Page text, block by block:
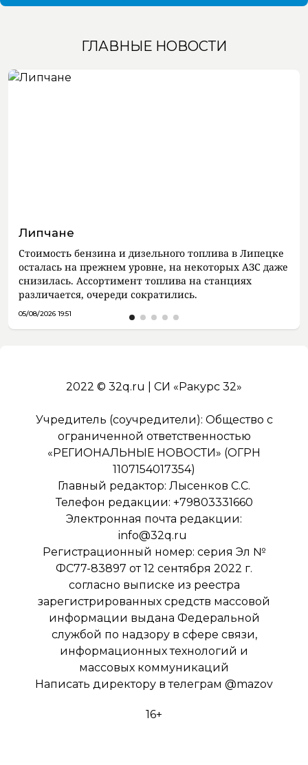
ГЛАВНЫЕ НОВОСТИ
Липчане
Стоимость бензина и дизельного топлива в Липецке
осталась на прежнем уровне, на некоторых АЗС даже
снизилась. Ассортимент топлива на станциях
различается, очереди сократились.
05/08/2026 19:51
2022 © 32q.ru | СИ «Ракурс 32»
Учредитель (соучредители): Общество с
ограниченной ответственностью
«РЕГИОНАЛЬНЫЕ НОВОСТИ» (ОГРН
1107154017354)
Главный редактор: Лысенков С.С.
Телефон редакции: +79803331660
Электронная почта редакции:
info@32q.ru
Регистрационный номер: серия Эл №
ФС77-83897 от 12 сентября 2022 г.
согласно выписке из реестра
зарегистрированных средств массовой
информации выдана Федеральной
службой по надзору в сфере связи,
информационных технологий и
массовых коммуникаций
Написать директору в телеграм @mazov
16+